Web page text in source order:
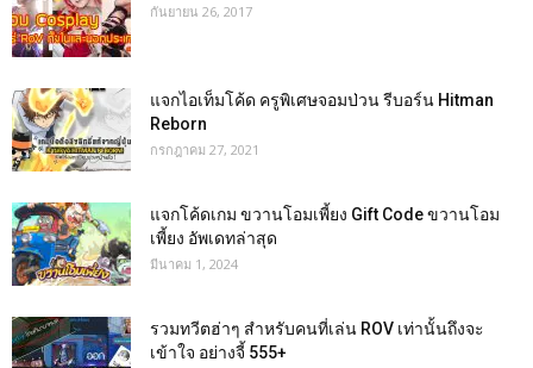
กันยายน 26, 2017
แจกไอเท็มโค้ด ครูพิเศษจอมป่วน รีบอร์น Hitman
Reborn
กรกฎาคม 27, 2021
แจกโค้ดเกม ขวานโอมเพี้ยง Gift Code ขวานโอม
เพี้ยง อัพเดทล่าสุด
มีนาคม 1, 2024
รวมทวีตฮ่าๆ สำหรับคนที่เล่น ROV เท่านั้นถึงจะ
เข้าใจ อย่างจี้ 555+